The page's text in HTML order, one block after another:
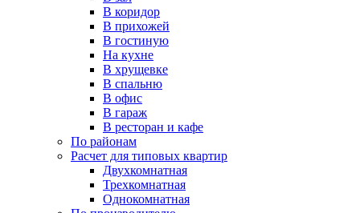
В коридор
В прихожей
В гостиную
На кухне
В хрущевке
В спальню
В офис
В гараж
В ресторан и кафе
По районам
Расчет для типовых квартир
Двухкомнатная
Трехкомнатная
Однокомнатная